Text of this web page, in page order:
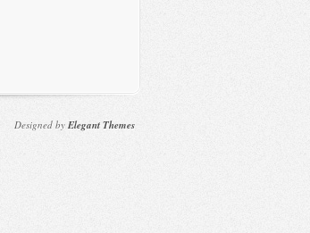
Designed by Elegant Themes